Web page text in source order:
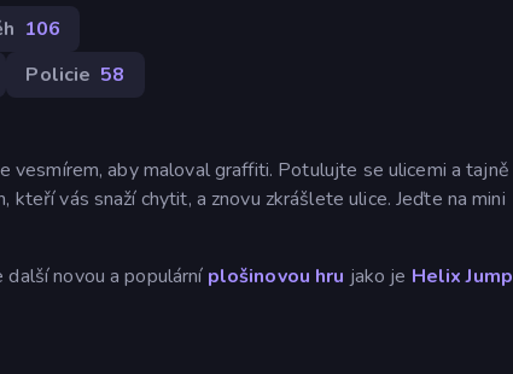
106
Policie 58
vesmírem, aby maloval graffiti. Potulujte se ulicemi a tajně
vás snaží chytit, a znovu zkrášlete ulice. Jeďte na mini
novou a populární plošinovou hru jako je Helix Jump